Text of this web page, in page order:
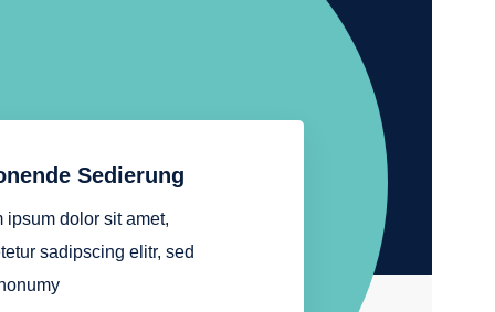
Sedierung
ipsum dolor sit amet,
sadipscing elitr, sed